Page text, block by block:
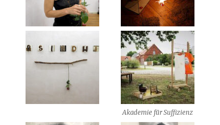
Akademie für Suffizienz